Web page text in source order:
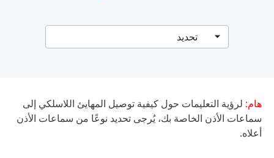
تحديد
هام: لرؤية التعليمات حول كيفية توصيل المهايئ اللاسلكي إلى
سماعات الأذن الخاصة بك، يُرجى تحديد نوعًا من سماعات الأذن
أعلاه.